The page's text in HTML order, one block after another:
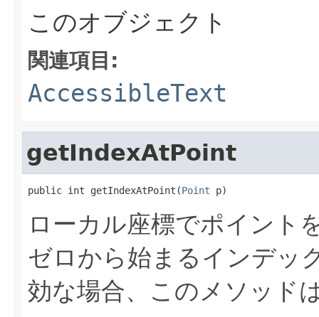
このオブジェクト
関連項目:
AccessibleText
getIndexAtPoint
public int getIndexAtPoint(Point p)
ローカル座標でポイント
ゼロから始まるインデッ
効な場合、このメソッド